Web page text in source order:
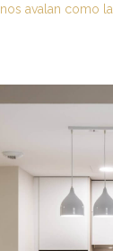
avalan como